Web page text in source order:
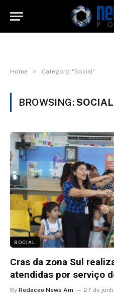
Home » Category: "Social"
BROWSING:SOCIAL
SOCIAL
Cras da zona Sul
atendidas por serviço
By Redacao News Am 27 de